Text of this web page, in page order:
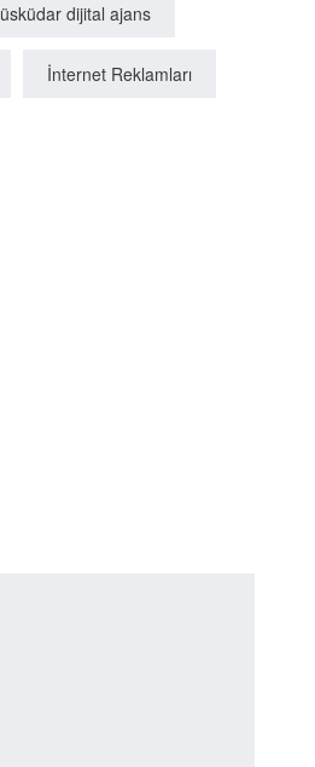
üsküdar dijital ajans
İnternet Reklamları